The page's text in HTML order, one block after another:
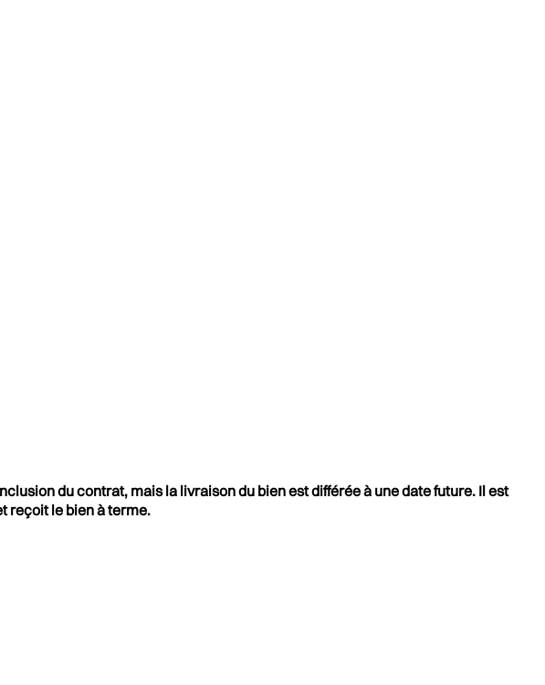
du contrat, mais la livraison du bien est différée à une date future. Il est
reçoit le bien à terme.